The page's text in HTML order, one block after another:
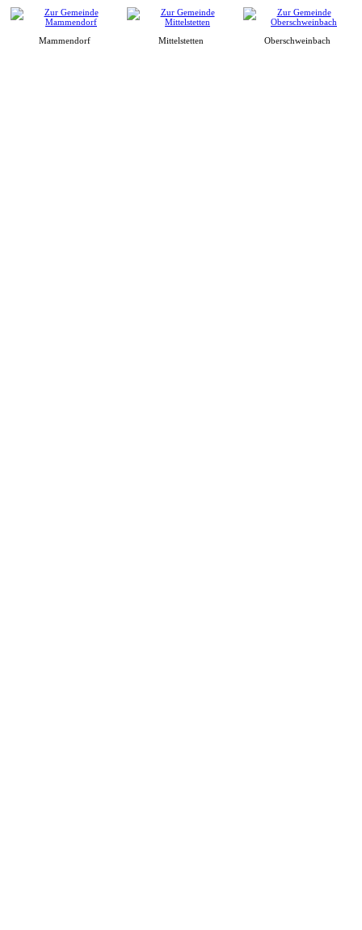
Mammendorf Mittelstetten Oberschweinbach